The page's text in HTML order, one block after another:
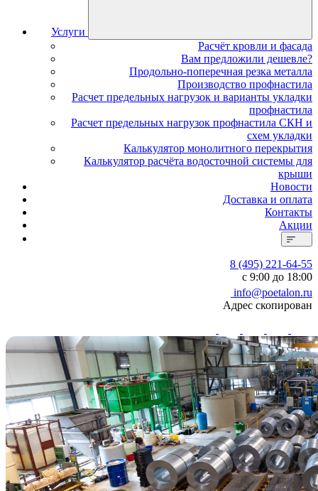
Услуги
Расчёт кровли и фасада
Вам предложили дешевле?
Продольно-поперечная резка металла
Производство профнастила
Расчет предельных нагрузок и варианты укладки
профнастила
Расчет предельных нагрузок профнастила СКН и
схем укладки
Калькулятор монолитного перекрытия
Калькулятор расчёта водосточной системы для
крыши
Новости
Доставка и оплата
Контакты
Акции
8 (495) 221-64-55
с 9:00 до 18:00
info@poetalon.ru
Адрес скопирован